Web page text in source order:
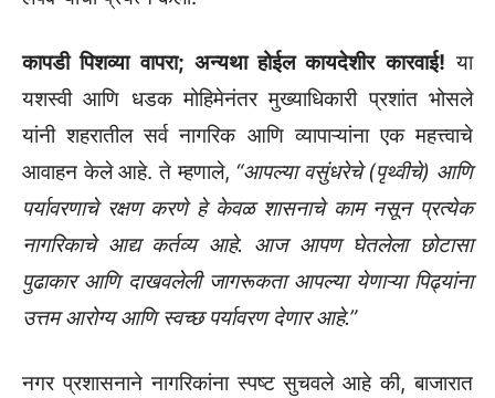
कापडी पिशव्या वापरा; अन्यथा होईल कायदेशीर कारवाई! या
यशस्वी आणि धडक मोहिमेनंतर मुख्याधिकारी प्रशांत भोसले
यांनी शहरातील सर्व नागरिक आणि व्यापाऱ्यांना एक महत्त्वाचे
आवाहन केले आहे. ते म्हणाले, “आपल्या वसुंधरेचे (पृथ्वीचे) आणि
पर्यावरणाचे रक्षण करणे हे केवळ शासनाचे काम नसून प्रत्येक
नागरिकाचे आद्य कर्तव्य आहे. आज आपण घेतलेला छोटासा
पुढाकार आणि दाखवलेली जागरूकता आपल्या येणाऱ्या पिढ्यांना
उत्तम आरोग्य आणि स्वच्छ पर्यावरण देणार आहे.”
नगर प्रशासनाने नागरिकांना स्पष्ट सुचवले आहे की, बाजारात